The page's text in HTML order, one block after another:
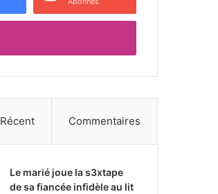
Récent Commentaires
Le marié joue la s3xtape
de sa fiancée infidèle au lit